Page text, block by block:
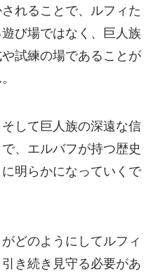
れることで、ルフィた
び場ではなく、巨人族
試練の場であることが
して巨人族の深遠な信
、エルバフが持つ歴史
明らかになっていくで
どのようにしてルフィ
き続き見守る必要があ